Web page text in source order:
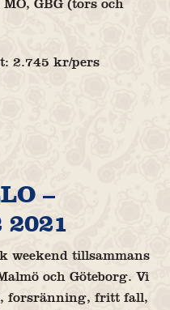
GBG (tors och
2.745 kr/pers
–
2021
weekend tillsammans
och Göteborg. Vi
forsränning, fritt fall,